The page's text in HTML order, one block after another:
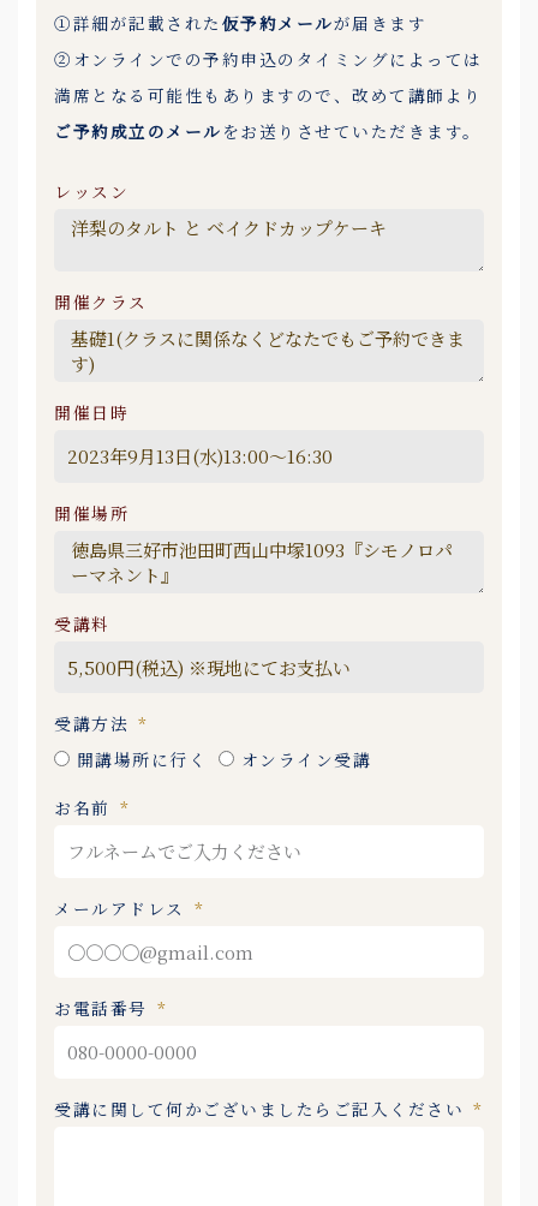
①詳細が記載された 仮予約メールが届きます
②オンラインでの予約申込のタイミングによっては
満席となる可能性もありますので、改めて講師より
ご予約成立のメール をお送りさせていただきます。
レッスン
開催クラス
開催日時
開催場所
受講料
受講方法
開講場所に行く
オンライン受講
お名前
メールアドレス
お電話番号
受講に関して何かございましたらご記入ください